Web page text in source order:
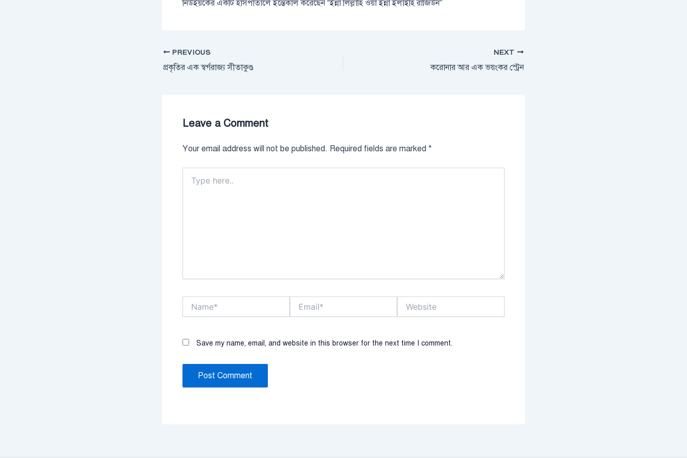
নিউইয়র্কের একটি হাসপাতালে ইন্তেকাল করেছেন “ইন্না লিল্লাহি ওয়া ইন্না ইলাইহি রাজিউন”
PREVIOUS
প্রকৃতির এক স্বর্গরাজ্য সীতাকুণ্ড
NEXT
করোনার আর এক ভয়ংকর স্ট্রেন
Leave a Comment
Your email address will not be published. Required fields are marked *
here..
Save my name, email, and website in this browser for the next time I comment.